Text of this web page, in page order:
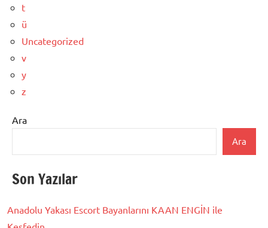
t
ü
Uncategorized
v
y
z
Ara
Ara
Son Yazılar
Anadolu Yakası Escort Bayanlarını KAAN ENGİN ile